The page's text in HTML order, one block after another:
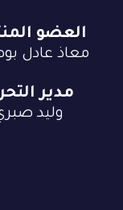
العضو
معاذ عادل
مدير
وليد